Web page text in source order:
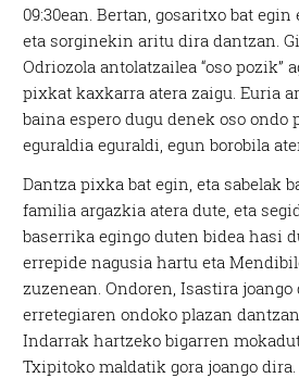
09:30ean. Bertan, gosaritxo bat
eta sorginekin aritu dira dantzan.
Odriozola antolatzailea “oso pozik”
pixkat kaxkarra atera zaigu. Euria
baina espero dugu denek oso ondo
eguraldia eguraldi, egun borobila
Dantza pixka bat egin, eta sabelak
familia argazkia atera dute, eta
baserrika egingo duten bidea hasi
errepide nagusia hartu eta
zuzenean. Ondoren, Isastira
erretegiaren ondoko plazan
Indarrak hartzeko bigarren
Txipitoko maldatik gora joango